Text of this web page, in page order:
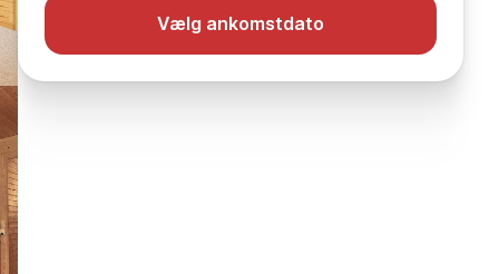
Vælg ankomstdato